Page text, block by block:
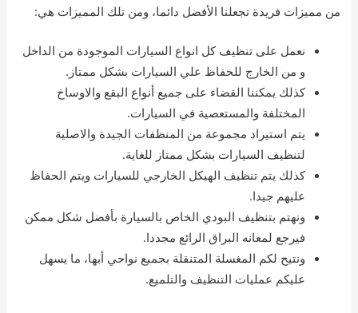
من مميزات فريدة تجعلنا الأفضل دائما، ومن تلك المميزات هي:
نعمل على تنظيف كل انواع السيارات الموجودة من الداخل
و من الخارج للحفاظ علي السيارات بشكل ممتاز.
كذلك يمكننا القضاء على جميع أنواع البقع والاوساخ
المختلفة والمستعصية في السيارات.
يتم استيراد مجموعة من المنظفات الجيدة والاصلية
لتنظيف السيارات بشكل ممتاز للغاية.
كذلك يتم تنظيف الهيكل الخارجي للسيارات ويتم الحفاظ
عليهم جيدا.
ونهتم بتنظيف البودي الخاص بالسيارة بأفضل شكل ممكن
فيرجع لمعانه البراق الرائع مجددا.
ونتيح لكم المغسلة المتنقلة بجميع نواحي أبها، ما يسهل
عليكم عمليات التنظيف والتلميع.